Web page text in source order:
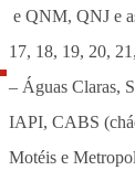
e QNM, QNJ e
17, 18, 19, 20,
– Águas Claras,
IAPI, CABS
Motéis e